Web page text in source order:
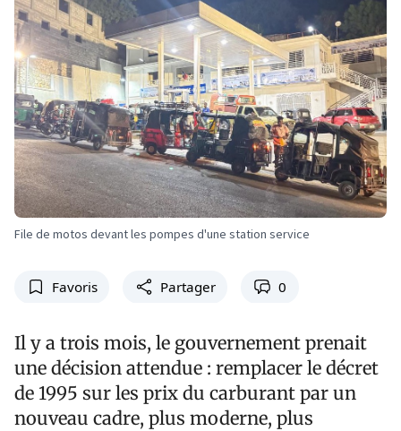
File de motos devant les pompes d'une station service
Favoris Partager 0
Il y a trois mois, le gouvernement prenait
une décision attendue : remplacer le décret
de 1995 sur les prix du carburant par un
nouveau cadre, plus moderne, plus